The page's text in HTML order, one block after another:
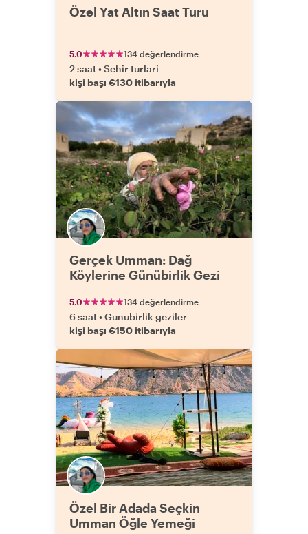
Özel Yat Altın Saat Turu
5.0 134 değerlendirme
2 saat•Sehir turlari
kişi başı €130 itibarıyla
Gerçek Umman: Dağ
Köylerine Günübirlik Gezi
5.0 134 değerlendirme
6 saat•Gunubirlik geziler
kişi başı €150 itibarıyla
Özel Bir Adada Seçkin
Umman Öğle Yemeği